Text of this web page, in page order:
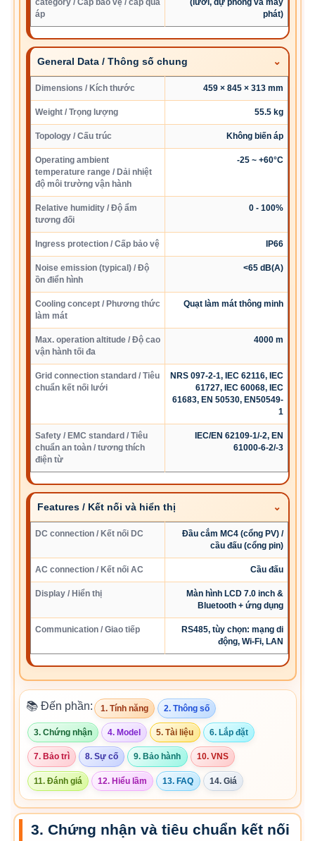
category / Cấp bảo vệ / cấp quá
áp
(lưới, dự phòng và máy
phát)
General Data / Thông số chung
Dimensions / Kích thước 459 × 845 × 313 mm
Weight / Trọng lượng 55.5 kg
Topology / Cấu trúc Không biến áp
Operating ambient
temperature range / Dải nhiệt
độ môi trường vận hành
-25 ~ +60°C
Relative humidity / Độ ẩm
tương đối
0 - 100%
Ingress protection / Cấp bảo vệ IP66
Noise emission (typical) / Độ
ồn điển hình
<65 dB(A)
Cooling concept / Phương thức
làm mát
Quạt làm mát thông minh
Max. operation altitude / Độ cao
vận hành tối đa
4000 m
Grid connection standard / Tiêu
chuẩn kết nối lưới
NRS 097-2-1, IEC 62116, IEC
61727, IEC 60068, IEC
61683, EN 50530, EN50549-
1
Safety / EMC standard / Tiêu
chuẩn an toàn / tương thích
điện từ
IEC/EN 62109-1/-2, EN
61000-6-2/-3
Features / Kết nối và hiển thị
DC connection / Kết nối DC
Đầu cắm MC4 (cổng PV) /
cầu đấu (cổng pin)
AC connection / Kết nối AC Cầu đấu
Display / Hiển thị
Màn hình LCD 7.0 inch &
Bluetooth + ứng dụng
Communication / Giao tiếp
RS485, tùy chọn: mạng di
động, Wi-Fi, LAN
📚 Đến phần: 1. Tính năng 2. Thông số
3. Chứng nhận 4. Model 5. Tài liệu 6. Lắp đặt
7. Bảo trì 8. Sự cố 9. Bảo hành 10. VNS
11. Đánh giá 12. Hiểu lầm 13. FAQ 14. Giá
3. Chứng nhận và tiêu chuẩn kết nối